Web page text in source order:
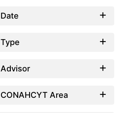
Date
Type
Advisor
CONAHCYT Area